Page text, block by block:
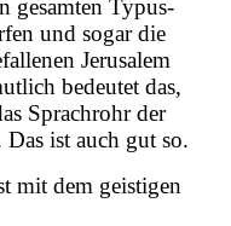
gesamten Typus-
und sogar die
Jerusalem
bedeutet das,
Sprachrohr der
Das ist auch gut so.
mit dem geistigen